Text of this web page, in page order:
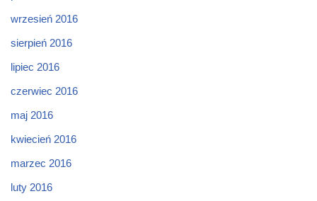
wrzesień 2016
sierpień 2016
lipiec 2016
czerwiec 2016
maj 2016
kwiecień 2016
marzec 2016
luty 2016